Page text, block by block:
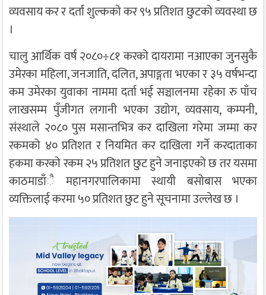
व्यवसाय कर र दर्ता शुल्कको कर ९५ प्रतिशत छुटको व्यवस्था छ
।
चालु आर्थिक वर्ष २०८०÷८१ करको दायरामा नआएका जुनसुकै
उमेरका महिला, जनजाति, दलित, अपाङ्गता भएका र ३५ वर्षभन्दा
कम उमेरका युवाका नाममा दर्ता भई सञ्चालनमा रहेका रु पाँच
लाखसम्म पुँजीगत लगानी भएका उद्योग, व्यवसाय, कम्पनी,
संस्थाले २०८० पुस मसान्तभित्र कर दाखिला गरेमा जम्मा कर
रकमको ४० प्रतिशत र नियमित कर दाखिला गर्ने करदाताका
हकमा करको रकम २५ प्रतिशत छुट हुने जनाइएको छ तर यसमा
काठमाडाँै महानगरपालिकामा स्थायी बसोबास भएका
व्यक्तिलाई करमा ५० प्रतिशत छुट हुने सूचनामा उल्लेख छ ।